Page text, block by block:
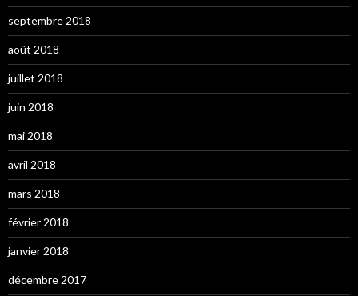
septembre 2018
août 2018
juillet 2018
juin 2018
mai 2018
avril 2018
mars 2018
février 2018
janvier 2018
décembre 2017